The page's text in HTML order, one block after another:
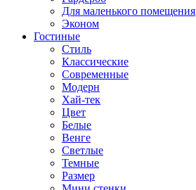
Для маленького помещения
Эконом
Гостиные
Стиль
Классические
Современные
Модерн
Хай-тек
Цвет
Белые
Венге
Светлые
Темные
Размер